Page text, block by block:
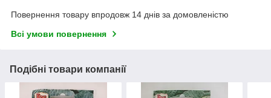
Повернення товару впродовж 14 днів за домовленістю
Всі умови повернення
Подібні товари компанії